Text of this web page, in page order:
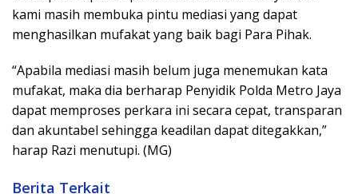
kami masih membuka pintu mediasi yang dapat
menghasilkan mufakat yang baik bagi Para Pihak.
“Apabila mediasi masih belum juga menemukan kata
mufakat, maka dia berharap Penyidik Polda Metro Jaya
dapat memproses perkara ini secara cepat, transparan
dan akuntabel sehingga keadilan dapat ditegakkan,”
harap Razi menutupi. (MG)
Berita Terkait